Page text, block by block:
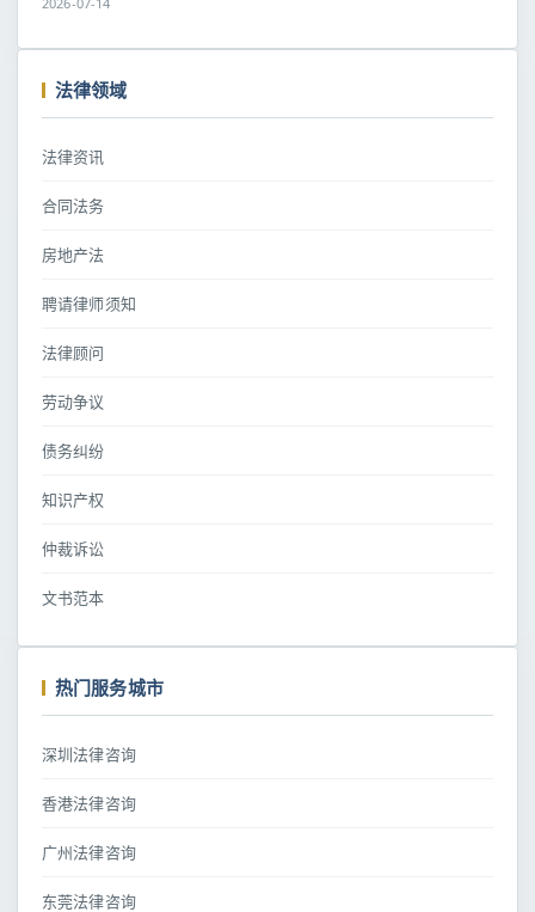
法律领域
法律资讯
合同法务
房地产法
聘请律师须知
法律顾问
劳动争议
债务纠纷
知识产权
仲裁诉讼
文书范本
热门服务城市
深圳法律咨询
香港法律咨询
广州法律咨询
东莞法律咨询